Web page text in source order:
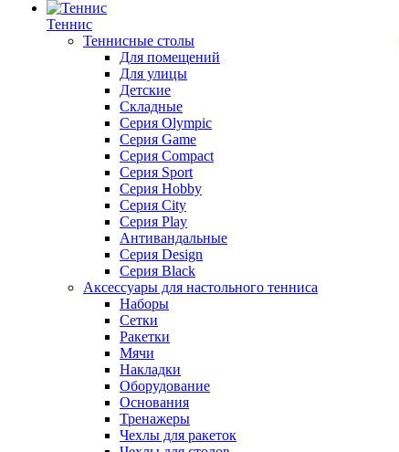
Теннис
Теннисные столы
Для помещений
Для улицы
Детские
Складные
Серия Olympic
Серия Game
Серия Compact
Серия Sport
Серия Hobby
Серия City
Серия Play
Антивандальные
Серия Design
Серия Black
Аксессуары для настольного тенниса
Наборы
Сетки
Ракетки
Мячи
Накладки
Оборудование
Основания
Тренажеры
Чехлы для ракеток